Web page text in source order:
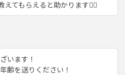
てもらえると助かります🙇‍♀️
います！
齢を送りください！